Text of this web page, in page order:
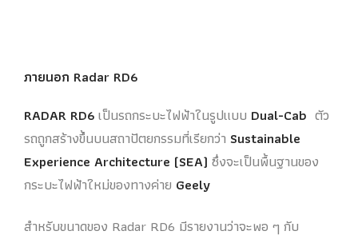
ภายนอก Radar RD6
RADAR RD6เป็นรถกระบะไฟฟ้าในรูปแบบ Dual-Cab ตัว
รถถูกสร้างขึ้นบนสถาปัตยกรรมที่เรียกว่า Sustainable
Experience Architecture (SEA) ซึ่งจะเป็นพื้นฐานของ
กระบะไฟฟ้าใหม่ของทางค่าย Geely
สำหรับขนาดของ Radar RD6 มีรายงานว่าจะพอ ๆ กับ